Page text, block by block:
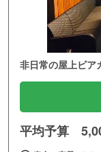
非日常の屋上ビア
平均予算